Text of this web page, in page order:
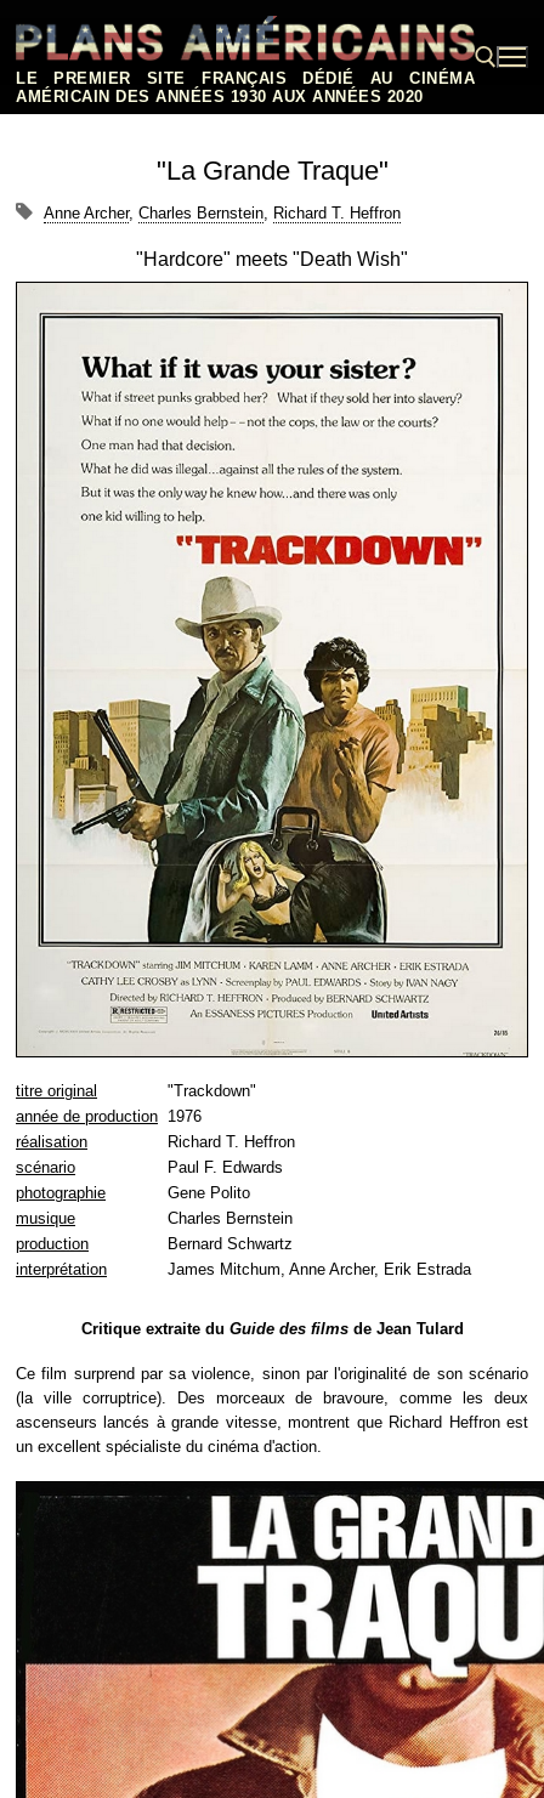
contenu
LE PREMIER SITE FRANÇAIS DÉDIÉ AU CINÉMA
AMÉRICAIN DES ANNÉES 1930 AUX ANNÉES 2020
"La Grande Traque"
Anne Archer, Charles Bernstein, Richard T. Heffron
"Hardcore" meets "Death Wish"
titre original
"Trackdown"
année de production 1976
réalisation
Richard T. Heffron
scénario
Paul F. Edwards
photographie
Gene Polito
musique
Charles Bernstein
production
Bernard Schwartz
interprétation
James Mitchum, Anne Archer, Erik Estrada
Critique extraite du Guide des filmsde Jean Tulard
Ce film surprend par sa violence, sinon par l'originalité de son scénario
(la ville corruptrice). Des morceaux de bravoure, comme les deux
ascenseurs lancés à grande vitesse, montrent que Richard Heffron est
un excellent spécialiste du cinéma d'action.